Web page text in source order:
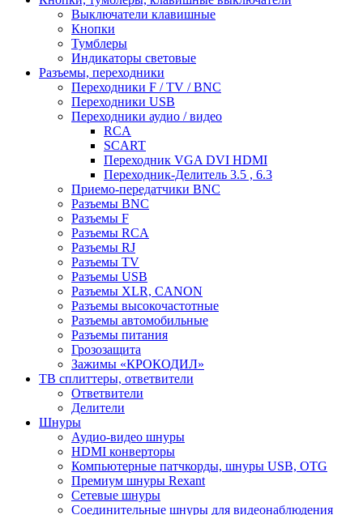
Выключатели клавишные
Кнопки
Тумблеры
Индикаторы световые
Разъемы, переходники
Переходники F / TV / BNC
Переходники USB
Переходники аудио / видео
RCA
SCART
Переходник VGA DVI HDMI
Переходник-Делитель 3.5 , 6.3
Приемо-передатчики BNC
Разъемы BNC
Разъемы F
Разъемы RCA
Разъемы RJ
Разъемы TV
Разъемы USB
Разъемы XLR, CANON
Разъемы высокочастотные
Разъемы автомобильные
Разъемы питания
Грозозащита
Зажимы «КРОКОДИЛ»
ТВ сплиттеры, ответвители
Ответвители
Делители
Шнуры
Аудио-видео шнуры
HDMI конверторы
Компьютерные патчкорды, шнуры USB, OTG
Премиум шнуры Rexant
Сетевые шнуры
Соединительные шнуры для видеонаблюдения